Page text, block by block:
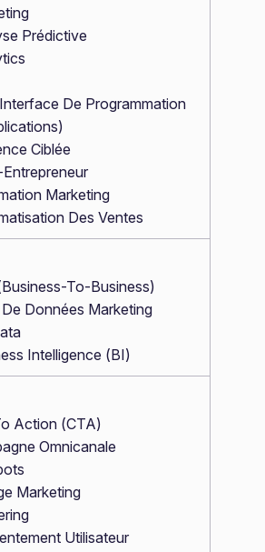
Prédictive
De Programmation
Ciblée
Marketing
Des Ventes
To-Business)
Données Marketing
Intelligence (BI)
Action (CTA)
Omnicanale
Marketing
Utilisateur